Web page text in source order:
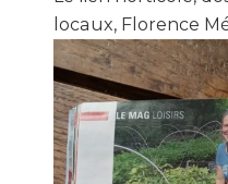
locaux, Florence